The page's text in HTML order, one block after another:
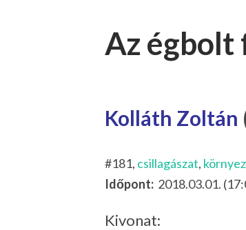
Az égbolt
Kolláth Zoltán
#181, csillagászat,
Időpont: 2018.03.01.
Kivonat: